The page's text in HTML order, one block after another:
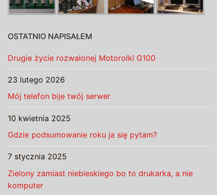
OSTATNIO NAPISAŁEM
Drugie życie rozwalonej Motorolki G100
23 lutego 2026
Mój telefon bije twój serwer
10 kwietnia 2025
Gdzie podsumowanie roku ja się pytam?
7 stycznia 2025
Zielony zamiast niebieskiego bo to drukarka, a nie
komputer